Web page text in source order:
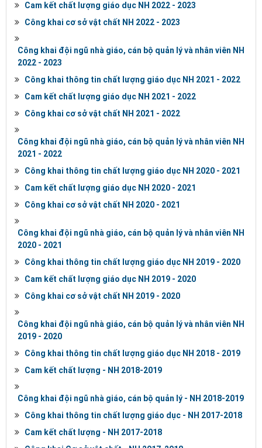
Cam kết chất lượng giáo dục NH 2022 - 2023
Công khai cơ sở vật chất NH 2022 - 2023
Công khai đội ngũ nhà giáo, cán bộ quản lý và nhân viên NH
2022 - 2023
Công khai thông tin chất lượng giáo dục NH 2021 - 2022
Cam kết chất lượng giáo dục NH 2021 - 2022
Công khai cơ sở vật chất NH 2021 - 2022
Công khai đội ngũ nhà giáo, cán bộ quản lý và nhân viên NH
2021 - 2022
Công khai thông tin chất lượng giáo dục NH 2020 - 2021
Cam kết chất lượng giáo dục NH 2020 - 2021
Công khai cơ sở vật chất NH 2020 - 2021
Công khai đội ngũ nhà giáo, cán bộ quản lý và nhân viên NH
2020 - 2021
Công khai thông tin chất lượng giáo dục NH 2019 - 2020
Cam kết chất lượng giáo dục NH 2019 - 2020
Công khai cơ sở vật chất NH 2019 - 2020
Công khai đội ngũ nhà giáo, cán bộ quản lý và nhân viên NH
2019 - 2020
Công khai thông tin chất lượng giáo dục NH 2018 - 2019
Cam kết chất lượng - NH 2018-2019
Công khai đội ngũ nhà giáo, cán bộ quản lý - NH 2018-2019
Công khai thông tin chất lượng giáo dục - NH 2017-2018
Cam kết chất lượng - NH 2017-2018